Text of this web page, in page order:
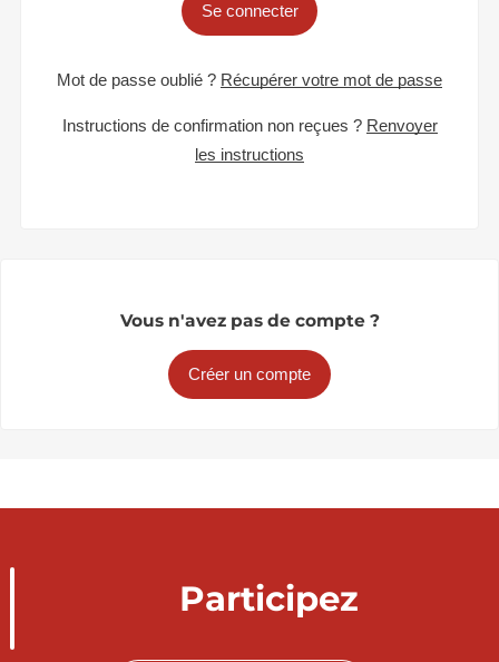
Se connecter
Mot de passe oublié ? Récupérer votre mot de passe
Instructions de confirmation non reçues ? Renvoyer
les instructions
Vous n'avez pas de compte ?
Créer un compte
Participez